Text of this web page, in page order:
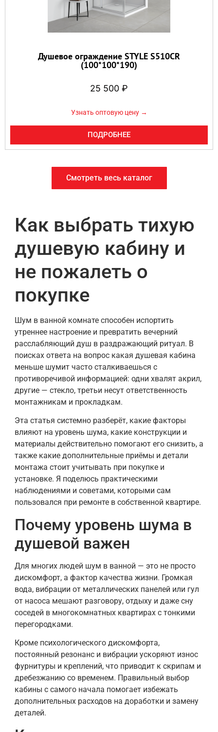
Душевое ограждение STYLE S510CR
(100*100*190)
25 500 ₽
Узнать оптовую цену →
ПОДРОБНЕЕ
Смотреть весь каталог
Как выбрать тихую
душевую кабину и
не пожалеть о
покупке
Шум в ванной комнате способен испортить
утреннее настроение и превратить вечерний
расслабляющий душ в раздражающий ритуал. В
поисках ответа на вопрос какая душевая кабина
меньше шумит часто сталкиваешься с
противоречивой информацией: одни хвалят акрил,
другие — стекло, третьи несут ответственность
монтажникам и прокладкам.
Эта статья системно разберёт, какие факторы
влияют на уровень шума, какие конструкции и
материалы действительно помогают его снизить, а
также какие дополнительные приёмы и детали
монтажа стоит учитывать при покупке и
установке. Я поделюсь практическими
наблюдениями и советами, которыми сам
пользовался при ремонте в собственной квартире.
Почему уровень шума в
душевой важен
Для многих людей шум в ванной — это не просто
дискомфорт, а фактор качества жизни. Громкая
вода, вибрации от металлических панелей или гул
от насоса мешают разговору, отдыху и даже сну
соседей в многокомнатных квартирах с тонкими
перегородками.
Кроме психологического дискомфорта,
постоянный резонанс и вибрации ускоряют износ
фурнитуры и креплений, что приводит к скрипам и
дребезжанию со временем. Правильный выбор
кабины с самого начала помогает избежать
дополнительных расходов на доработки и замену
деталей.